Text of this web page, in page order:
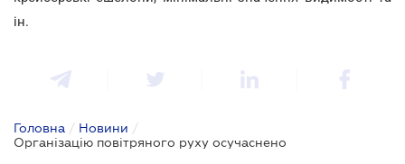
ін.
Головна / Новини /
Організацію повітряного руху осучаснено